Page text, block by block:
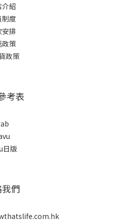
紹
制度
安排
政策
政策
考表
日版
們